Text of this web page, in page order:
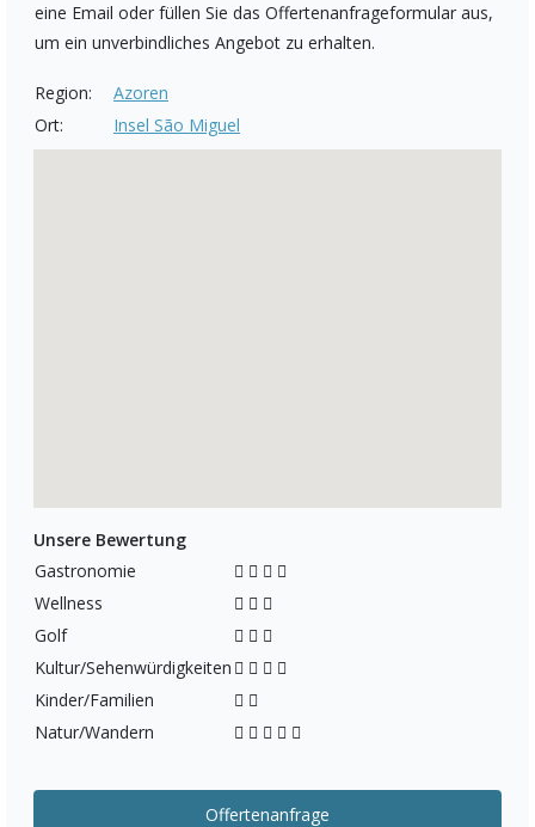
eine Email oder füllen Sie das Offertenanfrageformular aus,
um ein unverbindliches Angebot zu erhalten.
Region:
Azoren
Ort:
Insel São Miguel
Unsere Bewertung
Gastronomie
Wellness
Golf
Kultur/Sehenwürdigkeiten
Kinder/Familien
Natur/Wandern
Offertenanfrage